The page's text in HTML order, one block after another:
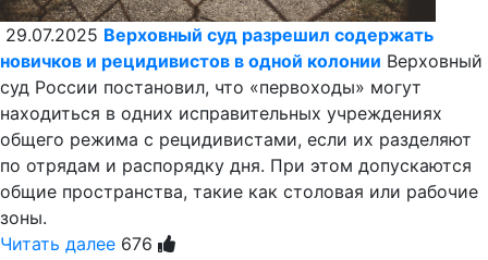
29.07.2025 Верховный суд разрешил содержать
новичков и рецидивистов в одной колонии Верховный
суд России постановил, что «первоходы» могут
находиться в одних исправительных учреждениях
общего режима с рецидивистами, если их разделяют
по отрядам и распорядку дня. При этом допускаются
общие пространства, такие как столовая или рабочие
зоны.
Читать далее 676